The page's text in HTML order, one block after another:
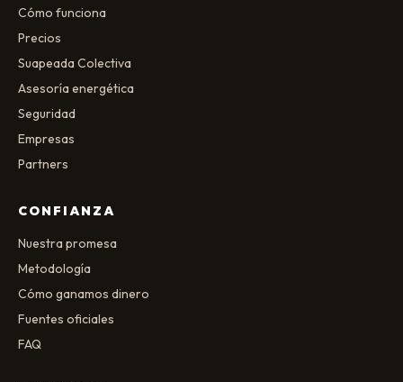
Cómo funciona
Precios
Suapeada Colectiva
Asesoría energética
Seguridad
Empresas
Partners
CONFIANZA
Nuestra promesa
Metodología
Cómo ganamos dinero
Fuentes oficiales
FAQ